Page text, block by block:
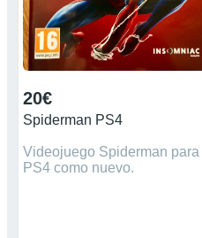
20€
Spiderman PS4
Videojuego Spiderman para
PS4 como nuevo.